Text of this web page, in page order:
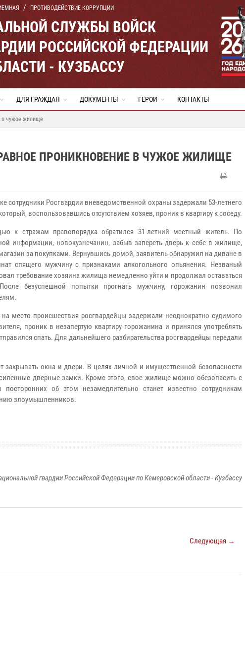
ПРОТИВОДЕЙСТВИЕ КОРРУПЦИИ
СЛУЖБЫ ВОЙСК
РОССИЙСКОЙ ФЕДЕРАЦИИ
- КУЗБАССУ
ДЛЯ ГРАЖДАН ДОКУМЕНТЫ ГЕРОИ КОНТАКТЫ
в чужое жилище
ПРОНИКНОВЕНИЕ В ЧУЖОЕ ЖИЛИЩЕ
сотрудники Росгвардии вневедомственной охраны задержали 53-летнего
воспользовавшись отсутствием хозяев, проник в квартиру к соседу.
стражам правопорядка обратился 31-летний местный житель. По
информации, новокузнечанин, забыв запереть дверь к себе в жилище,
за покупками. Вернувшись домой, заявитель обнаружил на диване в
спящего мужчину с признаками алкогольного опьянения. Незваный
требование хозяина жилища немедленно уйти и продолжал оставаться
безуспешной попытки прогнать мужчину, горожанин позвонил
место происшествия росгвардейцы задержали неоднократно судимого
проник в незапертую квартиру горожанина и принялся употреблять
спать. Для дальнейшего разбирательства росгвардейцы передали
окна и двери. В целях личной и имущественной безопасности
дверные замки. Кроме этого, свое жилище можно обезопасить с
об этом незамедлительно станет известно сотрудникам
злоумышленников.
гвардии Российской Федерации по Кемеровской области - Кузбассу
Следующая →